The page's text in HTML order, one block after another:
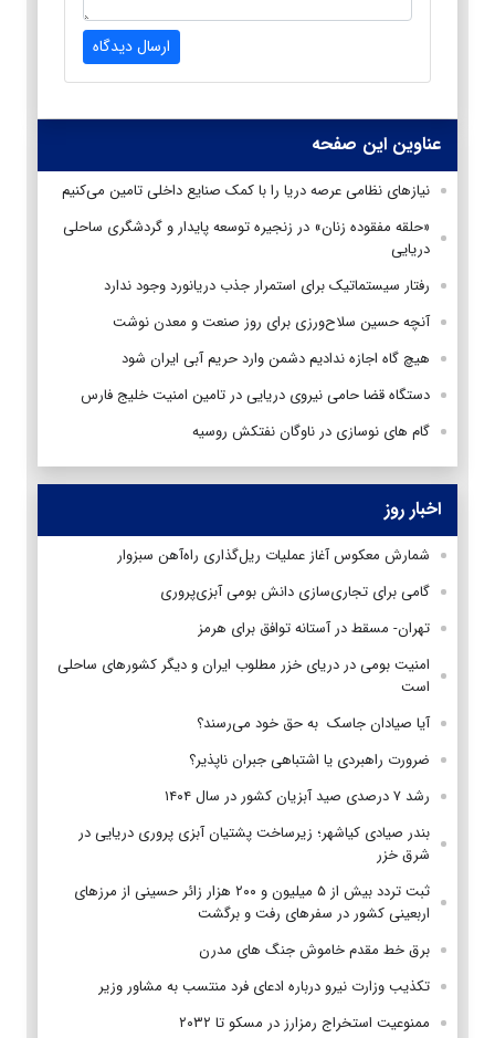
ارسال دیدگاه
عناوین این صفحه
نیازهای نظامی عرصه دریا را با کمک صنایع داخلی تامین می‌کنیم
«حلقه مفقوده زنان» در زنجیره توسعه پایدار و گردشگری ساحلی
دریایی
رفتار سیستماتیک برای استمرار جذب دریانورد وجود ندارد
آنچه حسین سلاح‌ورزی برای روز صنعت و معدن نوشت
هیچ گاه اجازه ندادیم دشمن وارد حریم آبی ایران شود
دستگاه قضا حامی نیروی دریایی در تامین امنیت خلیج فارس
گام های نوسازی در ناوگان نفتکش‌ روسیه
اخبار روز
شمارش معکوس آغاز عملیات ریل‌گذاری راه‌آهن سبزوار
گامی برای تجاری‌سازی دانش بومی آبزی‌پروری
تهران- مسقط در آستانه توافق برای هرمز
امنیت بومی در دریای خزر مطلوب ایران و دیگر کشورهای ساحلی
است
آیا صیادان جاسک به حق خود می‌رسند؟
ضرورت راهبردی یا اشتباهی جبران ناپذیر؟
رشد ۷ درصدی صید آبزیان کشور در سال ۱۴۰۴
بندر صیادی کیاشهر؛ زیرساخت پشتیان آبزی پروری دریایی در
شرق خزر
ثبت تردد بیش از ۵ میلیون و ۲۰۰ هزار زائر حسینی از مرزهای
اربعینی کشور در سفرهای رفت و برگشت
برق خط مقدم خاموش جنگ های مدرن
تکذیب وزارت نیرو درباره ادعای فرد منتسب به مشاور وزیر
ممنوعیت استخراج رمزارز در مسکو تا ۲۰۳۲